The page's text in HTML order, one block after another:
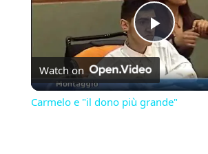
Play
Video
Watch on
Carmelo e "il dono più grande"